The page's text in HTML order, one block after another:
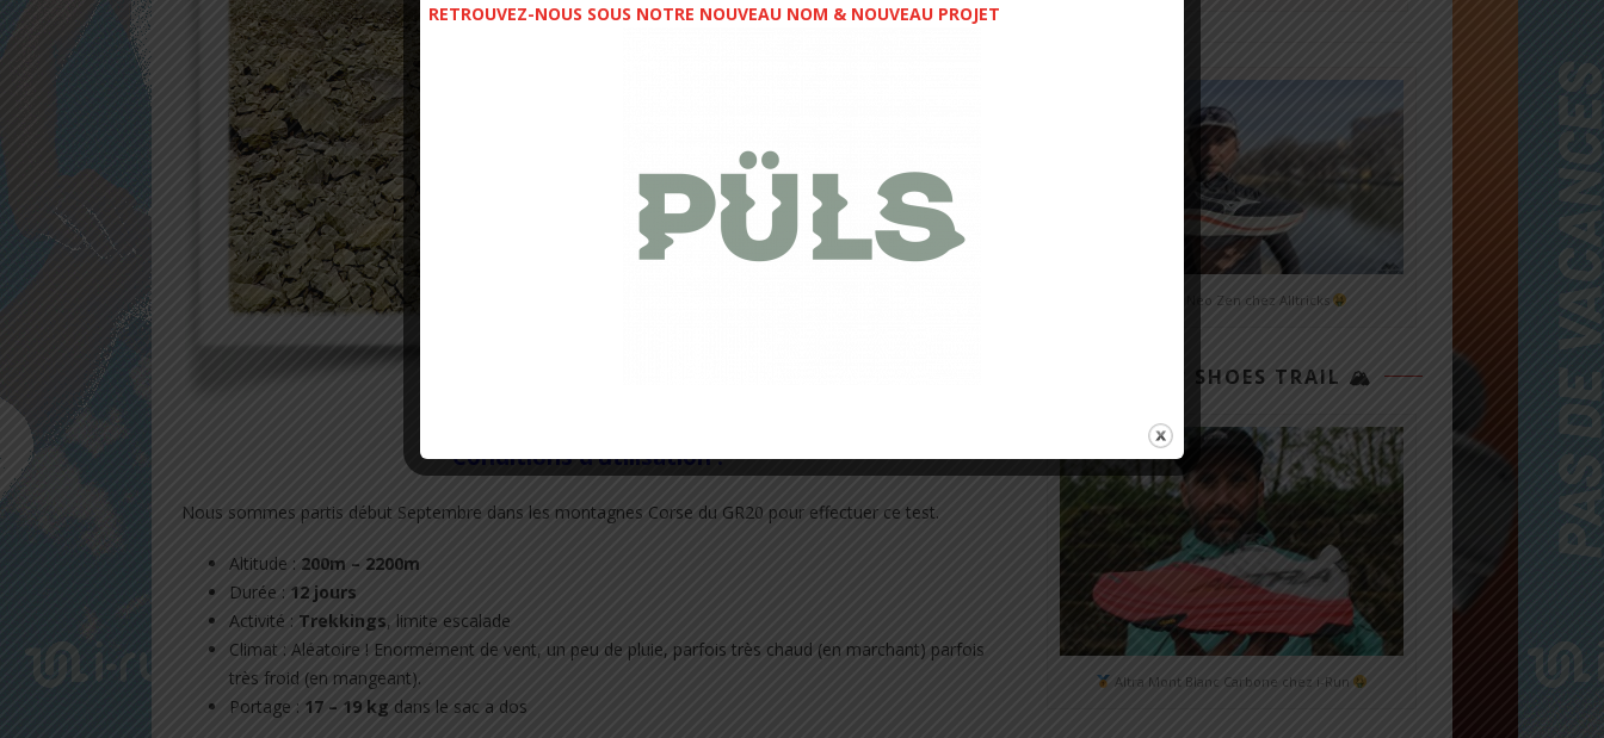
Conditions d’utilisation :
Nous sommes partis début Septembre dans les montagnes Corse du GR20 pour effectuer ce test.
Altitude : 200m – 2200m
Durée : 12 jours
Activité : Trekkings, limite escalade
Climat : Aléatoire ! Enormément de vent, un peu de pluie, parfois très chaud (en marchant) parfois
très froid (en mangeant).
Portage : 17 – 19 kg dans le sac a dos
Mizuno Neo Zen chez Alltricks
TOP 3 SHOES TRAIL 🏔
Altra Mont Blanc Carbone chez i-Run
RETROUVEZ-NOUS SOUS NOTRE NOUVEAU NOM & NOUVEAU PROJET